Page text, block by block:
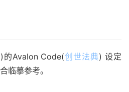
的Avalon Code(创世法典) 设定
临摹参考。